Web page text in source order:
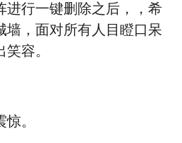
进行一键删除之后，，希
墙，面对所有人目瞪口呆
容。
。